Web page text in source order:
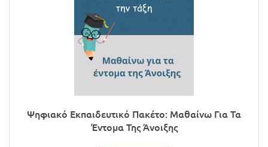
Ψηφιακό Εκπαιδευτικό Πακέτο: Μαθαίνω Για Τα
Έντομα Της Άνοιξης